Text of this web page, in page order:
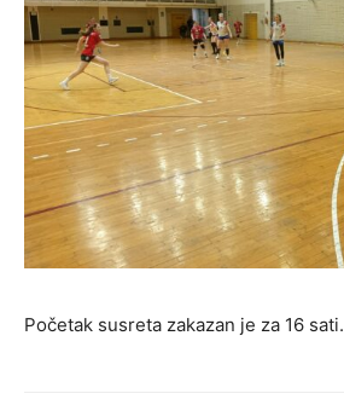
Početak susreta zakazan je za 16 sati.